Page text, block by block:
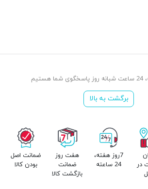
برگشت به بالا
در
7روز هفته،
24 ساعته
هفت روز
ضمانت
بازگشت کالا
ضمانت اصل
بودن کالا